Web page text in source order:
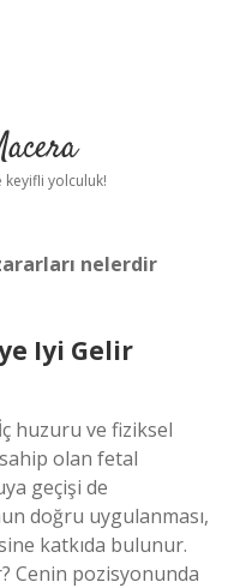
yolculuk!
nelerdir
Iyi Gelir
huzuru ve fiziksel
olan fetal
geçişi de
doğru uygulanması,
katkıda bulunur.
Cenin pozisyonunda